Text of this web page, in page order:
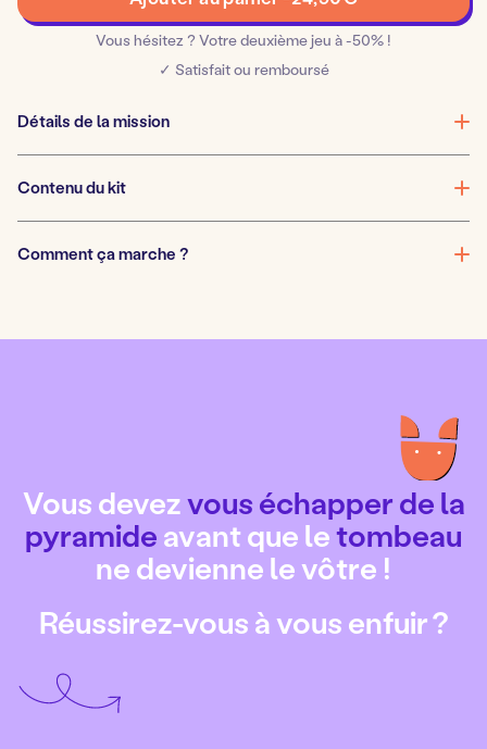
de
La
perdue
Vous hésitez ? Votre deuxième jeu à -50% !
✓ Satisfait ou remboursé
Détails de la mission
Contenu du kit
Comment ça marche ?
Vous devezvous échapperde la
pyramideavant que letombeau
ne devienne le vôtre !
Réussirez-vous à vous enfuir ?